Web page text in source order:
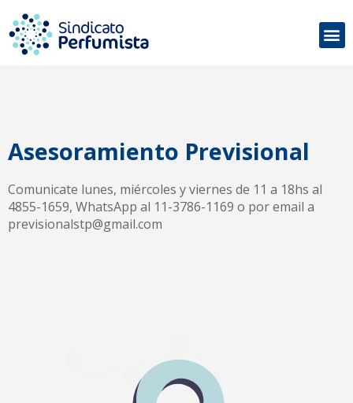
Asesoramiento Previsional
Comunicate lunes, miércoles y viernes de 11 a 18hs al
4855-1659, WhatsApp al 11-3786-1169 o por email a
previsionalstp@gmail.com